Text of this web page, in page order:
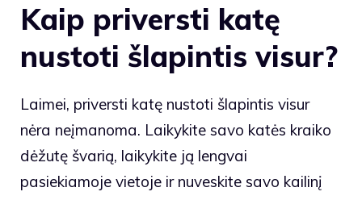
Kaip priversti katę
nustoti šlapintis visur?
Laimei, priversti katę nustoti šlapintis visur
nėra neįmanoma. Laikykite savo katės kraiko
dėžutę švarią, laikykite ją lengvai
pasiekiamoje vietoje ir nuveskite savo kailinį